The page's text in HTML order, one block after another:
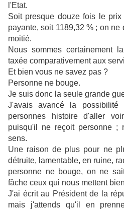
l'Etat.
Soit presque douze fois le
payante, soit 1189,32 % ; on
moitié.
Nous sommes certainement
taxée comparativement aux
Et bien vous ne savez pas ?
Personne ne bouge.
Je suis donc la seule grande
J'avais avancé la possibilité
personnes histoire d'aller
puisqu'il ne reçoit personne
sens.
Une raison de plus pour ne
détruite, lamentable, en ruine,
personne ne bouge, on ne
fâche ceux qui nous mettent
J'ai écrit au Président de la
mais j'attends qu'il en